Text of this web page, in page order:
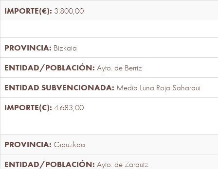
3.800,00
Bizkaia
Ayto. de Berriz
Media Luna Roja Saharaui
4.683,00
Gipuzkoa
Ayto. de Zarautz